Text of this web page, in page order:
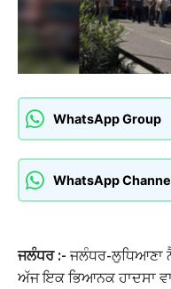
WhatsApp Group
WhatsApp
ਜਲੰਧਰ :-ਜਲੰਧਰ-ਲੁਧਿਆਣਾ
ਅੱਜ ਇਕ ਭਿਆਨਕ ਹਾਦਸਾ